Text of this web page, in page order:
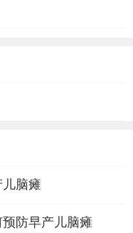
脑瘫
防早产儿脑瘫